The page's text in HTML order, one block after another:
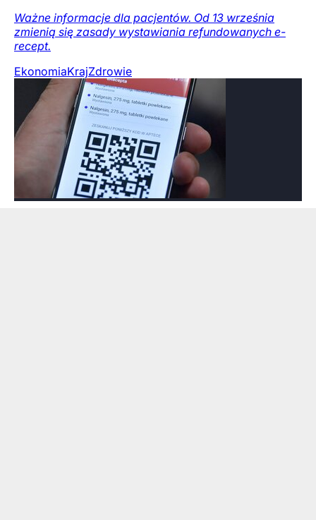
Ważne informacje dla pacjentów. Od 13 września
zmienią się zasady wystawiania refundowanych e-
recept.
EkonomiaKrajZdrowie